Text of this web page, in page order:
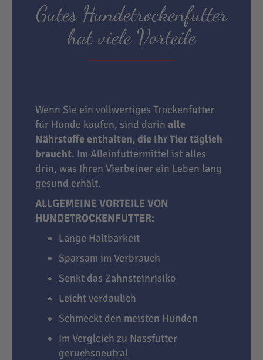
Gutes Hundetrockenfutter
hat viele Vorteile
Wenn Sie ein vollwertiges Trockenfutter
für Hunde kaufen, sind darin alle
Nährstoffe enthalten, die Ihr Tier täglich
braucht. Im Alleinfuttermittel ist alles
drin, was Ihren Vierbeiner ein Leben lang
gesund erhält.
ALLGEMEINE VORTEILE VON
HUNDETROCKENFUTTER:
Lange Haltbarkeit
Sparsam im Verbrauch
Senkt das Zahnsteinrisiko
Leicht verdaulich
Schmeckt den meisten Hunden
Im Vergleich zu Nassfutter
geruchsneutral